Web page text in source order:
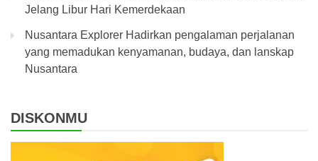
Jelang Libur Hari Kemerdekaan
Nusantara Explorer Hadirkan pengalaman perjalanan
yang memadukan kenyamanan, budaya, dan lanskap
Nusantara
DISKONMU